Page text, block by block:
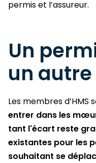
permis et l’assureur.
Un
un autre
Les membres
entrer dans les
tant l'écart reste
existantes pour les
souhaitant se